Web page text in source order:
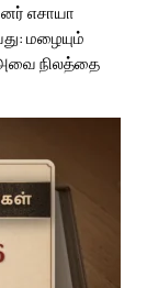
எசாயா
மழையும்
அவை நிலத்தை